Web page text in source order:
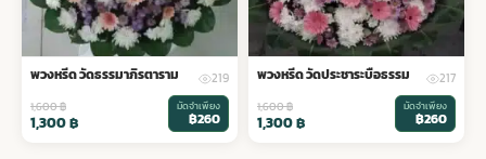
พวงหรีด วัดธรรมาภิรตาราม 219
1,600฿
1,300฿
มัดจำเพียง
฿260
พวงหรีด วัดประชาระบือธรรม 217
1,600฿
1,300฿
มัดจำเพียง
฿260